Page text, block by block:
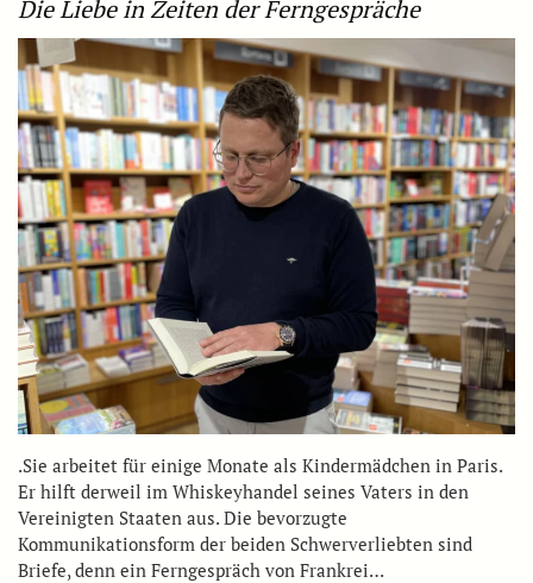
Die Liebe in Zeiten der Ferngespräche
.Sie arbeitet für einige Monate als Kindermädchen in Paris.
Er hilft derweil im Whiskeyhandel seines Vaters in den
Vereinigten Staaten aus. Die bevorzugte
Kommunikationsform der beiden Schwerverliebten sind
Briefe, denn ein Ferngespräch von Frankrei…